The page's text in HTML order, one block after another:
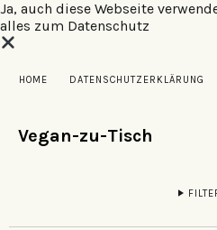
Ja, auch diese Webseite
alles zum Datenschutz
HOME DATENSCHUTZERKLÄRUNG
Vegan-zu-Tisch